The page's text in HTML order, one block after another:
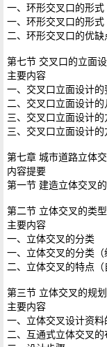
一、环形交叉口的形式
一、环形交叉口的形式
二、环形交叉口的优缺
第七节 交叉口的立面
主要内容
一、交叉口立面设计的
二、交叉口立面设计
三、交叉口立面设计的
三、交叉口立面设计的
第七章 城市道路立体
内容提要
第一节 建造立体交叉
第二节 立体交叉的类
主要内容
一、立体交叉的分类
一、立体交叉的分类（
二、立体交叉的特点（
第三节 立体交叉的规
主要内容
一、立体交叉设计资料
二、互通式立体交叉的